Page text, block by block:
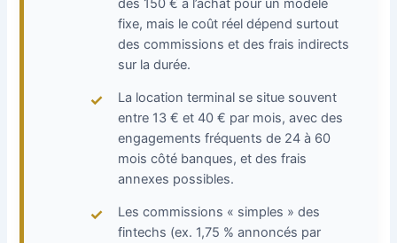
dès 150 € à l’achat pour un modèle
fixe, mais le coût réel dépend surtout
des commissions et des frais indirects
sur la durée.
La location terminal se situe souvent
entre 13 € et 40 € par mois, avec des
engagements fréquents de 24 à 60
mois côté banques, et des frais
annexes possibles.
Les commissions « simples » des
fintechs (ex. 1,75 % annoncés par